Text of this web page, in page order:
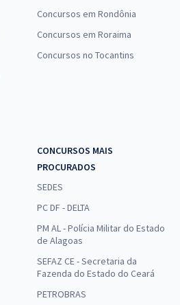
Concursos em Rondônia
Concursos em Roraima
Concursos no Tocantins
CONCURSOS MAIS
PROCURADOS
SEDES
PC DF - DELTA
PM AL - Polícia Militar do Estado
de Alagoas
SEFAZ CE - Secretaria da
Fazenda do Estado do Ceará
PETROBRAS